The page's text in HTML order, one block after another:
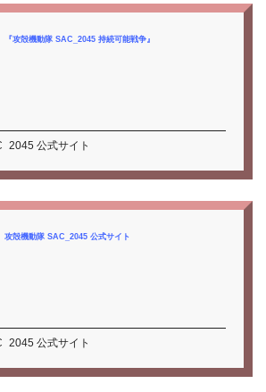
『攻殻機動隊 SAC_2045 持続可能戦争』
公式サイト
攻殻機動隊 SAC_2045 公式サイト
公式サイト